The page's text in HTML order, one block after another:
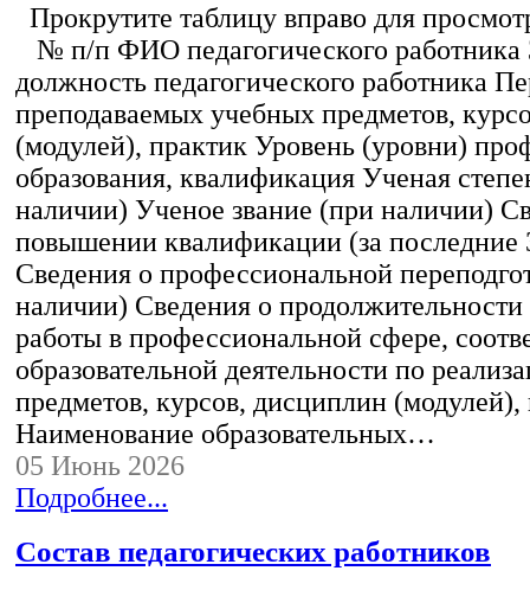
Прокрутите таблицу вправо для
№ п/п ФИО педагогического работника
должность педагогического работника
преподаваемых учебных предметов,
(модулей), практик Уровень (уровни)
образования, квалификация Ученая
наличии) Ученое звание (при наличии)
повышении квалификации (за последние
Сведения о профессиональной
наличии) Сведения о
работы в профессиональной сфере,
образовательной деятельности по
предметов, курсов, дисциплин (модулей),
Наименование образовательных…
05 Июнь 2026
Подробнее...
Состав педагогических работников